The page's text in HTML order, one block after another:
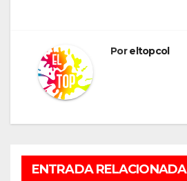
Poreltopcol
ENTRADA RELACIONADA